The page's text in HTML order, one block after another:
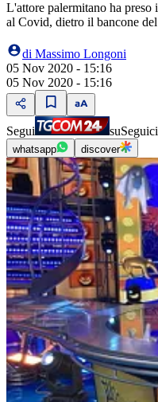
L'attore palermitano ha
al Covid, dietro il bancone
di Massimo Longoni
05 Nov 2020 - 15:16
05 Nov 2020 - 15:16
Segui su
whatsapp discover